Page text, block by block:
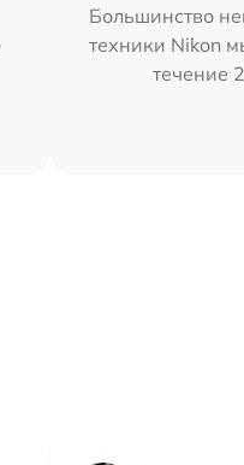
Большинство
техники Nikon
течение